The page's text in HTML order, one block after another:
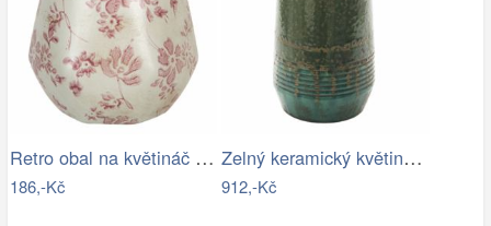
Retro obal na květináč s růžovými květy…
186,-Kč
Zelný keramický květináč/váza s uchy…
912,-Kč